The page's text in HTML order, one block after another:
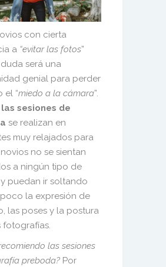
con cierta
a “evitar las fotos”
será una
genial para perder
el “miedo a la cámara”.
las sesiones de
se realizan en
muy relajados para
no se sientan
a ningún tipo de
puedan ir soltando
la expresión de
las poses y la postura
fotografías.
las sesiones
preboda? Por